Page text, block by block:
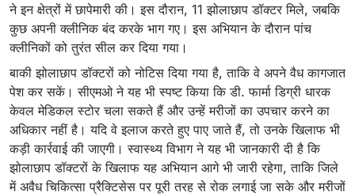
ने इन क्षेत्रों में छापेमारी की। इस दौरान, 11 झोलाछाप डॉक्टर मिले, जबकि
कुछ अपनी क्लीनिक बंद करके भाग गए। इस अभियान के दौरान पांच
क्लीनिकों को तुरंत सील कर दिया गया।
बाकी झोलाछाप डॉक्टरों को नोटिस दिया गया है, ताकि वे अपने वैध कागजात
पेश कर सकें। सीएमओ ने यह भी स्पष्ट किया कि डी. फार्मा डिग्री धारक
केवल मेडिकल स्टोर चला सकते हैं और उन्हें मरीजों का उपचार करने का
अधिकार नहीं है। यदि वे इलाज करते हुए पाए जाते हैं, तो उनके खिलाफ भी
कड़ी कार्रवाई की जाएगी। स्वास्थ्य विभाग ने यह भी जानकारी दी है कि
झोलाछाप डॉक्टरों के खिलाफ यह अभियान आगे भी जारी रहेगा, ताकि जिले
में अवैध चिकित्सा प्रैक्टिसेस पर पूरी तरह से रोक लगाई जा सके और मरीजों